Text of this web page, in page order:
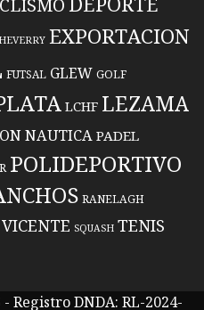
EXPORTACION
FUTSAL GLEW GOLF
LCHF LEZAMA
NAUTICA PADEL
POLIDEPORTIVO
RANELAGH
SQUASH TENIS
Registro DNDA: RL-2024-